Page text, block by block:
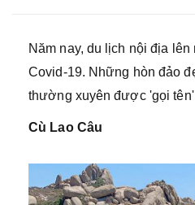
Năm nay, du lịch nội địa
Covid-19. Những hòn đảo
thường xuyên được 'gọi
Cù Lao Câu